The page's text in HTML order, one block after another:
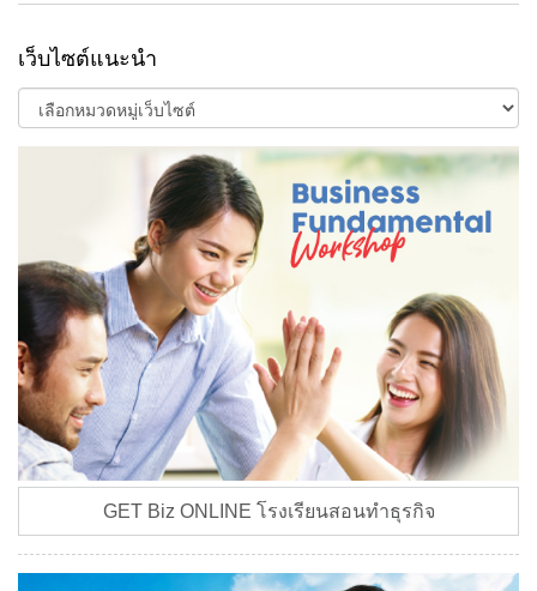
เว็บไซต์แนะนำ
GET Biz ONLINE โรงเรียนสอนทำธุรกิจ